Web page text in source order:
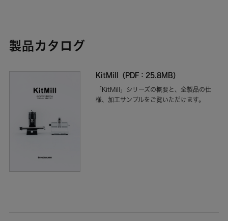
製品カタログ
KitMill（PDF：25.8MB）
「KitMill」シリーズの概要と、全製品の仕
様、加工サンプルをご覧いただけます。